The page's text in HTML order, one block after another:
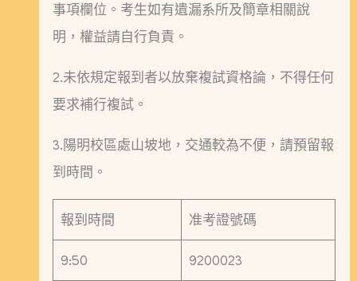
事項欄位。考生如有遺漏系所及簡章相關說
明，權益請自行負責。
2.未依規定報到者以放棄複試資格論，不得任何
要求補行複試。
3.陽明校區處山坡地，交通較為不便，請預留報
到時間。
報到時間 准考證號碼
9:50 9200023